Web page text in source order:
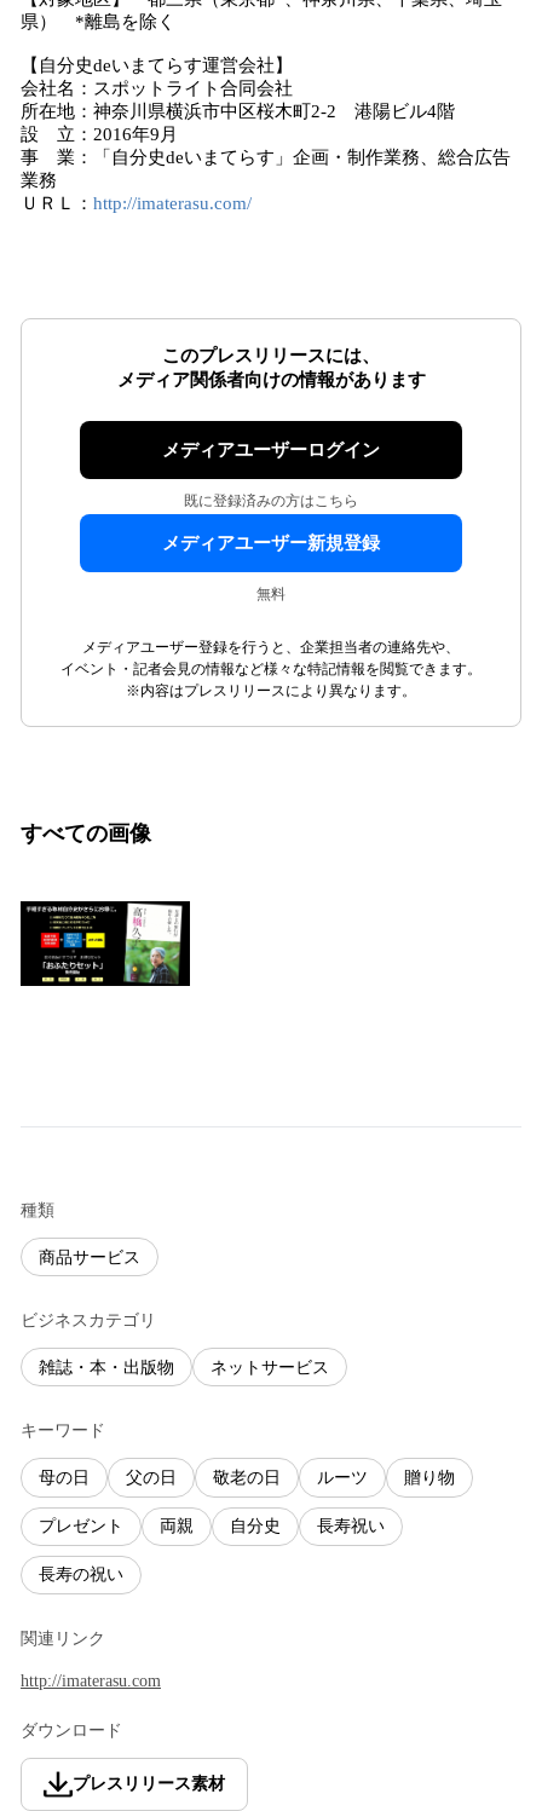
県） *離島を除く
【自分史deいまてらす運営会社】
会社名：スポットライト合同会社
所在地：神奈川県横浜市中区桜木町2-2 港陽ビル4階
設 立：2016年9月
事 業：「自分史deいまてらす」企画・制作業務、総合広告
業務
ＵＲＬ： http://imaterasu.com/
このプレスリリースには、
メディア関係者向けの情報があります
メディアユーザーログイン
既に登録済みの方はこちら
メディアユーザー新規登録
無料
メディアユーザー登録を行うと、企業担当者の連絡先や、
イベント・記者会見の情報など様々な特記情報を閲覧できます。
※内容はプレスリリースにより異なります。
すべての画像
種類
商品サービス
ビジネスカテゴリ
雑誌・本・出版物 ネットサービス
キーワード
母の日 父の日 敬老の日 ルーツ 贈り物
プレゼント 両親 自分史 長寿祝い
長寿の祝い
関連リンク
http://imaterasu.com
ダウンロード
プレスリリース素材